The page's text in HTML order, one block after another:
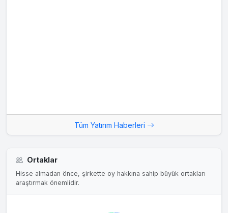
Tüm Yatırım Haberleri
Ortaklar
Hisse almadan önce, şirkette oy hakkına sahip büyük ortakları
araştırmak önemlidir.